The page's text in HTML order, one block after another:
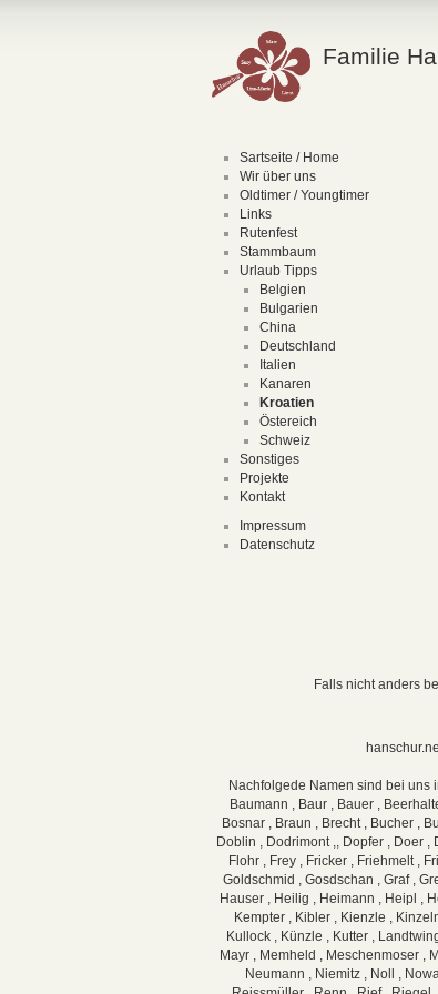
Familie
Sartseite / Home
Wir über uns
Oldtimer / Youngtimer
Links
Rutenfest
Stammbaum
Urlaub Tipps
Belgien
Bulgarien
China
Deutschland
Italien
Kanaren
Kroatien
Östereich
Schweiz
Sonstiges
Projekte
Kontakt
Impressum
Datenschutz
Falls nicht anders
Nachfolgede Namen sind bei uns
Baumann , Baur , Bauer ,
Bosnar , Braun , Brecht , Bucher ,
Doblin , Dodrimont ,, Dopfer , Doer ,
Flohr , Frey , Fricker , Friehmelt ,
Goldschmid , Gosdschan , Graf ,
Hauser , Heilig , Heimann , Heipl ,
Kempter , Kibler , Kienzle ,
Kullock , Künzle , Kutter ,
Mayr , Memheld , Meschenmoser ,
Neumann , Niemitz , Noll ,